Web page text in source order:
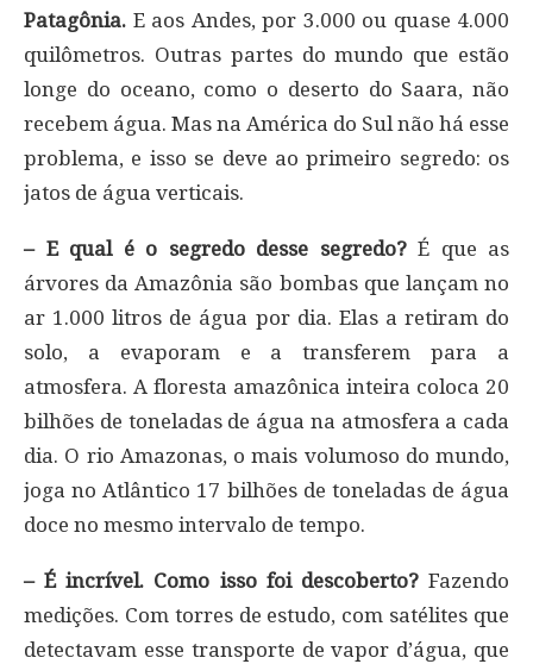
Patagônia. E aos Andes, por 3.000 ou quase 4.000
quilômetros. Outras partes do mundo que estão
longe do oceano, como o deserto do Saara, não
recebem água. Mas na América do Sul não há esse
problema, e isso se deve ao primeiro segredo: os
jatos de água verticais.
– E qual é o segredo desse segredo?É que as
árvores da Amazônia são bombas que lançam no
ar 1.000 litros de água por dia. Elas a retiram do
solo, a evaporam e a transferem para a
atmosfera. A floresta amazônica inteira coloca 20
bilhões de toneladas de água na atmosfera a cada
dia. O rio Amazonas, o mais volumoso do mundo,
joga no Atlântico 17 bilhões de toneladas de água
doce no mesmo intervalo de tempo.
– É incrível. Como isso foi descoberto?Fazendo
medições. Com torres de estudo, com satélites que
detectavam esse transporte de vapor d’água, que